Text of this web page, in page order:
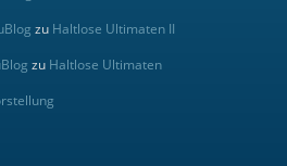
zu Haltlose Ultimaten II
zu Haltlose Ultimaten